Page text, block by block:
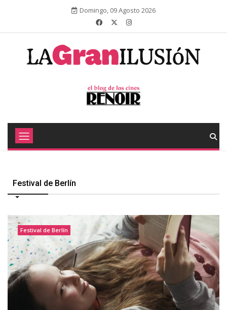
Domingo, 09 Agosto 2026
Festival de Berlín
Festival de Berlín